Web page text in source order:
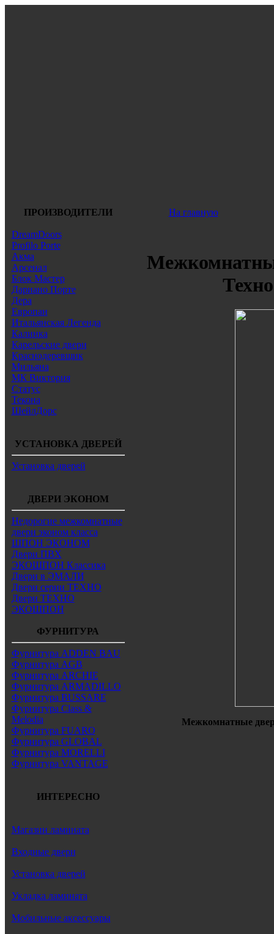
ПРОИЗВОДИТЕЛИ
DreamDoors
Profilo Porte
Акма
Арсенал
Блок Мастер
Дариано Порте
Дера
Европан
Итальянская Легенда
Калинка
Карельские двери
Краснодеревщик
Мильяна
МК Виктория
Статус
Текона
ШейлДорс
УСТАНОВКА ДВЕРЕЙ
Установка дверей
ДВЕРИ ЭКОНОМ
Недорогие межкомнатные
двери эконом класса
ШПОН ЭКОНОМ
Двери ПВХ
ЭКОШПОН Классика
Двери в ЭМАЛИ
Двери серии ТЕХНО
Двери ТЕХНО
ЭКОШПОН
ФУРНИТУРА
Фурнитура ADDEN BAU
Фурнитура AGB
Фурнитура ARCHIE
Фурнитура ARMADILLO
Фурнитура BUSSARE
Фурнитура Class &
Melodia
Фурнитура FUARO
Фурнитура GLOBAL
Фурнитура MORELLI
Фурнитура VANTAGE
ИНТЕРЕСНО
Магазин ламината
Входные двери
Установка дверей
Укладка ламината
Мобильные аксессуары
На главную
Межкомнатные